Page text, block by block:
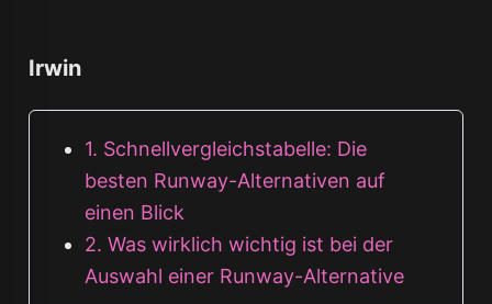
Irwin
1. Schnellvergleichstabelle: Die
besten Runway-Alternativen auf
einen Blick
2. Was wirklich wichtig ist bei der
Auswahl einer Runway-Alternative